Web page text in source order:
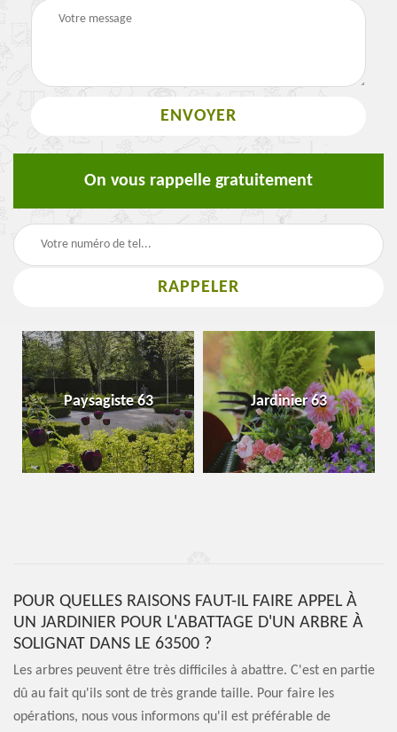
On vous rappelle gratuitement
Paysagiste 63 Jardinier 63
POUR QUELLES RAISONS FAUT-IL FAIRE APPEL À
UN JARDINIER POUR L'ABATTAGE D'UN ARBRE À
SOLIGNAT DANS LE 63500 ?
Les arbres peuvent être très difficiles à abattre. C'est en partie
dû au fait qu'ils sont de très grande taille. Pour faire les
opérations, nous vous informons qu'il est préférable de